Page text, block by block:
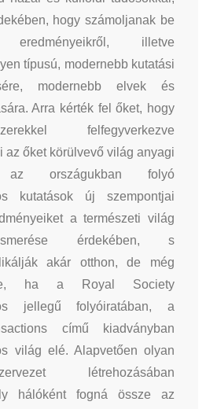
hogy számoljanak be
eredményeikről, illetve
típusú, modernebb kutatási
modernebb elvek és
Arra kérték fel őket, hogy
felfegyverkezve
az őket körülvevő világ anyagi
országukban folyó
kutatások új szempontjai
a természeti világ
érdekében, s
akár otthon, de még
ha a Royal Society
jellegű folyóiratában, a
című kiadványban
világ elé. Alapvetően olyan
létrehozásában
hálóként fogná össze az